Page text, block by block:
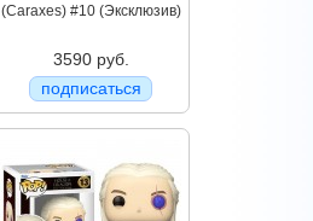
(Caraxes) #10 (Эксклюзив)
3590 руб.
подписаться